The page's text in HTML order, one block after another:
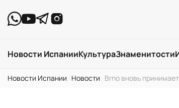
Новости ИспанииКультураЗнаменитости
Новости Испании Новости Brno вновь